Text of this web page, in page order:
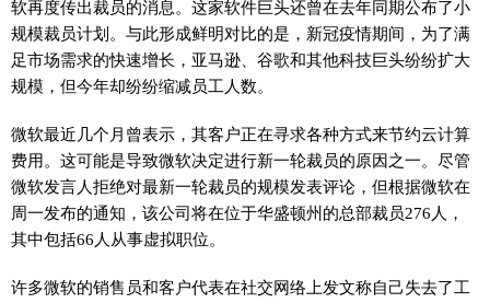
软再度传出裁员的消息。这家软件巨头还曾在去年同期公布了小
规模裁员计划。与此形成鲜明对比的是，新冠疫情期间，为了满
足市场需求的快速增长，亚马逊、谷歌和其他科技巨头纷纷扩大
规模，但今年却纷纷缩减员工人数。
微软最近几个月曾表示，其客户正在寻求各种方式来节约云计算
费用。这可能是导致微软决定进行新一轮裁员的原因之一。尽管
微软发言人拒绝对最新一轮裁员的规模发表评论，但根据微软在
周一发布的通知，该公司将在位于华盛顿州的总部裁员276人，
其中包括66人从事虚拟职位。
许多微软的销售员和客户代表在社交网络上发文称自己失去了工